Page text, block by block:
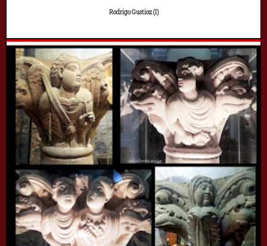
Rodrigo Gustioz (I)